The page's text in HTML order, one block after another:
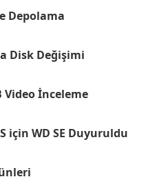
Depolama
Disk Değişimi
Video İnceleme
için WD SE Duyuruldu